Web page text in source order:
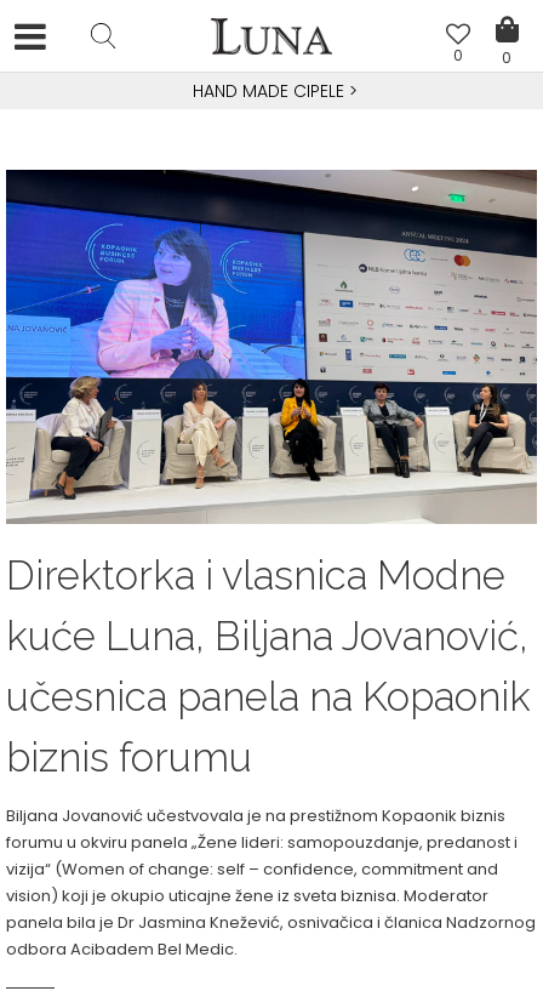
0
0
HAND MADE CIPELE >
Direktorka i vlasnica Modne
kuće Luna, Biljana Jovanović,
učesnica panela na Kopaonik
biznis forumu
Biljana Jovanović učestvovala je na prestižnom Kopaonik biznis
forumu u okviru panela „Žene lideri: samopouzdanje, predanost i
vizija“ (Women of change: self – confidence, commitment and
vision) koji je okupio uticajne žene iz sveta biznisa. Moderator
panela bila je Dr Jasmina Knežević, osnivačica i članica Nadzornog
odbora Acibadem Bel Medic.